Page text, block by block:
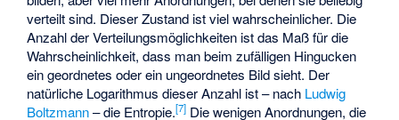
verteilt sind. Dieser Zustand ist viel wahrscheinlicher. Die
Anzahl der Verteilungsmöglichkeiten ist das Maß für die
Wahrscheinlichkeit, dass man beim zufälligen Hingucken
ein geordnetes oder ein ungeordnetes Bild sieht. Der
natürliche Logarithmus dieser Anzahl ist – nach Ludwig
Boltzmann– die Entropie.[7] Die wenigen Anordnungen, die